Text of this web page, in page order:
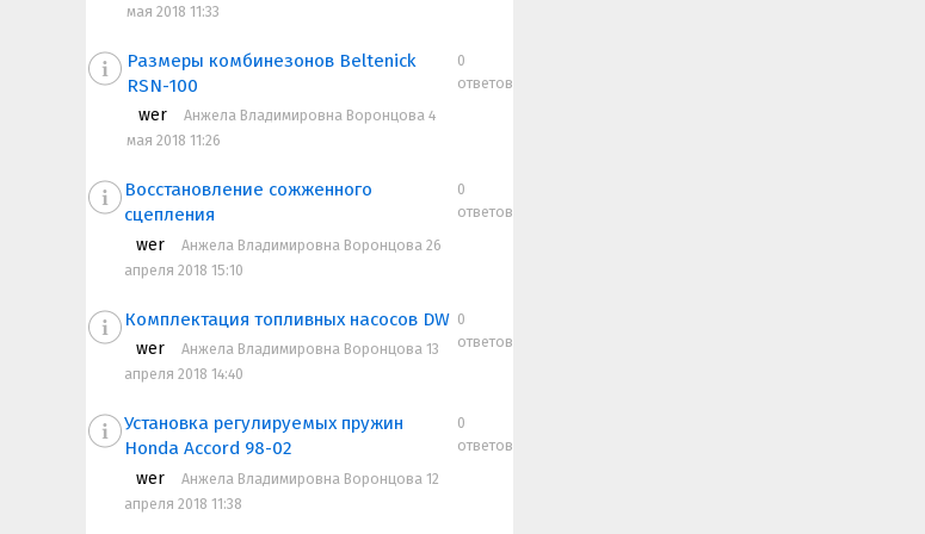
мая 2018 11:33
Размеры комбинезонов Beltenick
RSN-100
wer
Анжела Владимировна Воронцова 4
мая 2018 11:26
0
ответов
Восстановление сожженного
сцепления
wer
Анжела Владимировна Воронцова 26
апреля 2018 15:10
0
ответов
Комплектация топливных насосов DW
wer
Анжела Владимировна Воронцова 13
апреля 2018 14:40
0
ответов
Установка регулируемых пружин
Honda Accord 98-02
wer
Анжела Владимировна Воронцова 12
апреля 2018 11:38
0
ответов